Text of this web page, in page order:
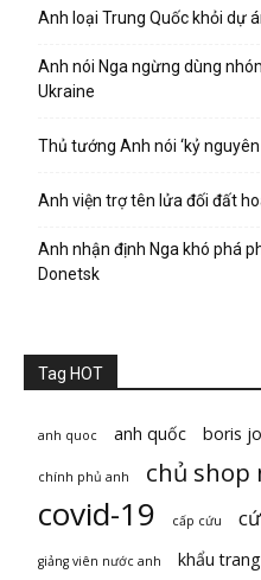
Anh loại Trung Quốc khỏi dự
Anh nói Nga ngừng dùng
Ukraine
Thủ tướng Anh nói ‘kỷ
Anh viện trợ tên lửa đối đất
Anh nhận định Nga khó phá
Donetsk
Tag HOT
anh quoc anh quốc boris
chính phủ anh chủ shop
covid-19 cấp cứu
giảng viên nước anh khẩu trang